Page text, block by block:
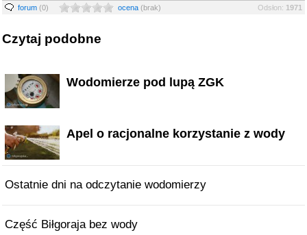
forum (0) ocena (brak) Odsłon: 1971
Czytaj podobne
Wodomierze pod lupą ZGK
Apel o racjonalne korzystanie z wody
Ostatnie dni na odczytanie wodomierzy
Część Biłgoraja bez wody